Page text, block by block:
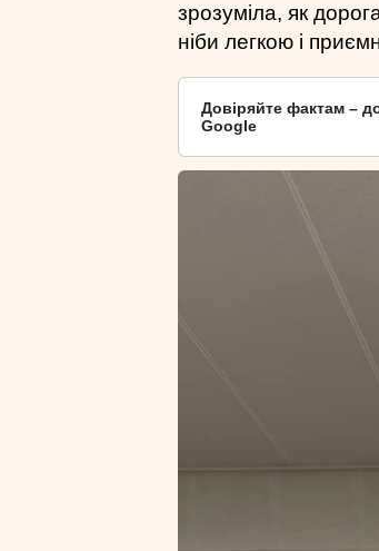
зрозуміла, як
ніби легкою і
Довіряйте фактам –
Google